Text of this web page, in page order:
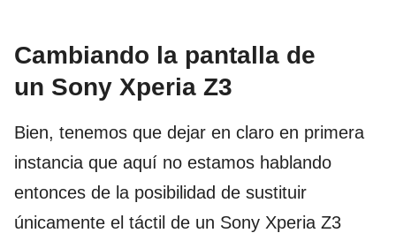
Cambiando la pantalla de
un Sony Xperia Z3
Bien, tenemos que dejar en claro en primera
instancia que aquí no estamos hablando
entonces de la posibilidad de sustituir
únicamente el táctil de un Sony Xperia Z3